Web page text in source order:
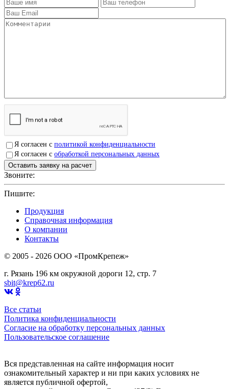
Я согласен с политикой конфиденциальности
Я согласен с обработкой персональных данных
Звоните:
Пишите:
Продукция
Справочная информация
О компании
Контакты
© 2005 - 2026 OOO «ПромКрепеж»
г. Рязань 196 км окружной дороги 12, стр. 7
sbit@krep62.ru
Все статьи
Политика конфиденциальности
Согласие на обработку персональных данных
Пользовательское соглашение
Вся представленная на сайте информация носит
ознакомительный характер и ни при каких условиях не
является публичной офертой,